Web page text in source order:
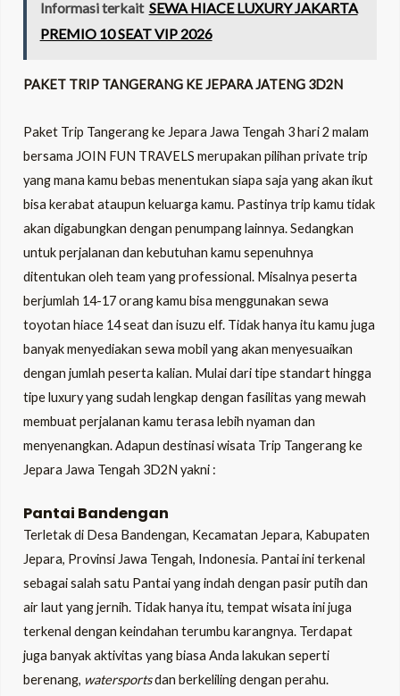
Informasi terkait SEWA HIACE LUXURY JAKARTA
PREMIO 10 SEAT VIP 2026
PAKET TRIP TANGERANG KE JEPARA JATENG 3D2N
Paket Trip Tangerang ke Jepara Jawa Tengah 3 hari 2 malam
bersama JOIN FUN TRAVELS merupakan pilihan private trip
yang mana kamu bebas menentukan siapa saja yang akan ikut
bisa kerabat ataupun keluarga kamu. Pastinya trip kamu tidak
akan digabungkan dengan penumpang lainnya. Sedangkan
untuk perjalanan dan kebutuhan kamu sepenuhnya
ditentukan oleh team yang professional. Misalnya peserta
berjumlah 14-17 orang kamu bisa menggunakan sewa
toyotan hiace 14 seat dan isuzu elf. Tidak hanya itu kamu juga
banyak menyediakan sewa mobil yang akan menyesuaikan
dengan jumlah peserta kalian. Mulai dari tipe standart hingga
tipe luxury yang sudah lengkap dengan fasilitas yang mewah
membuat perjalanan kamu terasa lebih nyaman dan
menyenangkan. Adapun destinasi wisata Trip Tangerang ke
Jepara Jawa Tengah 3D2N yakni :
Pantai Bandengan
Terletak di Desa Bandengan, Kecamatan Jepara, Kabupaten
Jepara, Provinsi Jawa Tengah, Indonesia. Pantai ini terkenal
sebagai salah satu Pantai yang indah dengan pasir putih dan
air laut yang jernih. Tidak hanya itu, tempat wisata ini juga
terkenal dengan keindahan terumbu karangnya. Terdapat
juga banyak aktivitas yang biasa Anda lakukan seperti
berenang, watersportsdan berkeliling dengan perahu.